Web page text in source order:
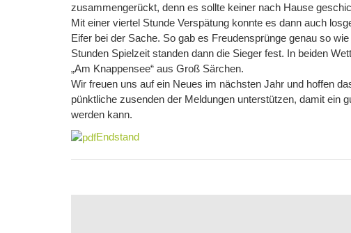
zusammengerückt, denn es sollte keiner nach Hause
Mit einer viertel Stunde Verspätung konnte es dann auch
Eifer bei der Sache. So gab es Freudensprünge genau so
Stunden Spielzeit standen dann die Sieger fest. In beiden
„Am Knappensee“ aus Groß Särchen.
Wir freuen uns auf ein Neues im nächsten Jahr und hoffen
pünktliche zusenden der Meldungen unterstützen, damit ein
werden kann.
Endstand